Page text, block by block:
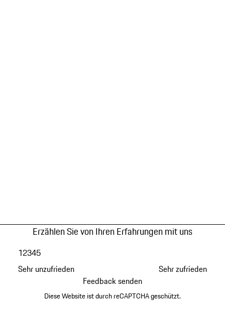
Erzählen Sie von Ihren Erfahrungen mit uns
Sehr unzufrieden
12345
Sehr zufrieden
Feedback senden
Diese Website ist durch reCAPTCHA geschützt.